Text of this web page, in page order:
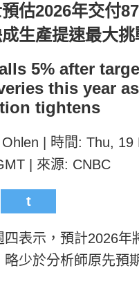
估2026年交付
生產提速最大挑
5% after
this year
tightens
| 時間: Thu, 19
| 來源: CNBC
t
四表示，預計2026年
略少於分析師原先預